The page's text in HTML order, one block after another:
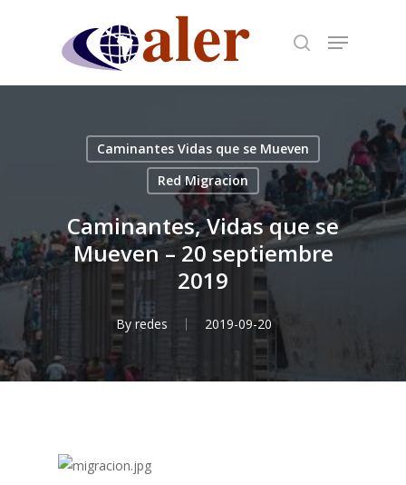
content
Caminantes Vidas que se Mueven
Red Migracion
Caminantes, Vidas que se
Mueven – 20 septiembre
2019
By redes 2019-09-20